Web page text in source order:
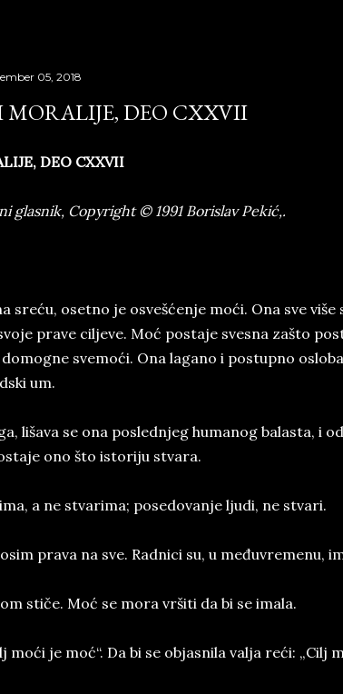
05, 2018
DEO CXXVII
DEO CXXVII
glasnik, Copyright © 1991 Borislav Pekić,.
sreću, osetno je osvešćenje moći. Ona sve više
prave ciljeve. Moć postaje svesna zašto
svemoći. Ona lagano i postupno
um.
lišava se ona poslednjeg humanog balasta, i
ono što istoriju stvara.
a ne stvarima; posedovanje ljudi, ne stvari.
prava na sve. Radnici su, u međuvremenu,
stiče. Moć se mora vršiti da bi se imala.
moći je moć“. Da bi se objasnila valja reći: „Cilj